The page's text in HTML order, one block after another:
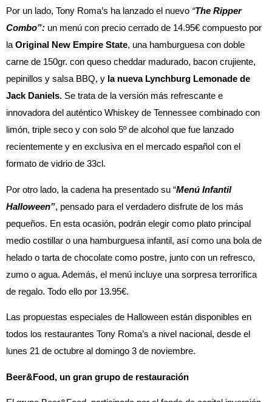
Por un lado, Tony Roma’s ha lanzado el nuevo “The Ripper
Combo”: un menú con precio cerrado de 14.95€ compuesto por
la Original New Empire State, una hamburguesa con doble
carne de 150gr. con queso cheddar madurado, bacon crujiente,
pepinillos y salsa BBQ, y la nueva Lynchburg Lemonade de
Jack Daniels. Se trata de la versión más refrescante e
innovadora del auténtico Whiskey de Tennessee combinado con
limón, triple seco y con solo 5º de alcohol que fue lanzado
recientemente y en exclusiva en el mercado español con el
formato de vidrio de 33cl.
Por otro lado, la cadena ha presentado su “Menú Infantil
Halloween”, pensado para el verdadero disfrute de los más
pequeños. En esta ocasión, podrán elegir como plato principal
medio costillar o una hamburguesa infantil, así como una bola de
helado o tarta de chocolate como postre, junto con un refresco,
zumo o agua. Además, el menú incluye una sorpresa terrorífica
de regalo. Todo ello por 13.95€.
Las propuestas especiales de Halloween están disponibles en
todos los restaurantes Tony Roma’s a nivel nacional, desde el
lunes 21 de octubre al domingo 3 de noviembre.
Beer&Food, un gran grupo de restauración